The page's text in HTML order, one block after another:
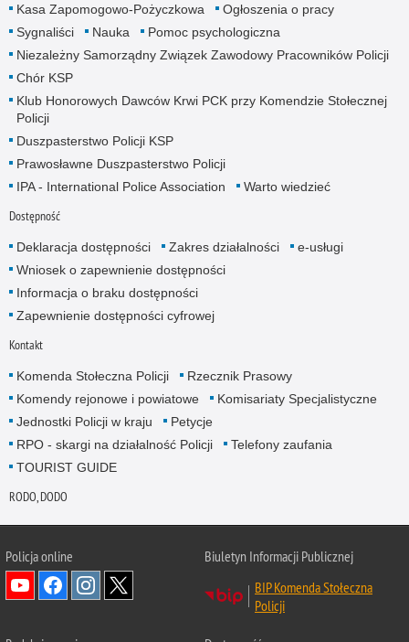
Kasa Zapomogowo-Pożyczkowa
Ogłoszenia o pracy
Sygnaliści
Nauka
Pomoc psychologiczna
Niezależny Samorządny Związek Zawodowy Pracowników Policji
Chór KSP
Klub Honorowych Dawców Krwi PCK przy Komendzie Stołecznej
Policji
Duszpasterstwo Policji KSP
Prawosławne Duszpasterstwo Policji
IPA - International Police Association
Warto wiedzieć
Dostępność
Deklaracja dostępności Zakres działalności
e-usługi
Wniosek o zapewnienie dostępności
Informacja o braku dostępności
Zapewnienie dostępności cyfrowej
Kontakt
Komenda Stołeczna Policji
Rzecznik Prasowy
Komendy rejonowe i powiatowe
Komisariaty Specjalistyczne
Jednostki Policji w kraju
Petycje
RPO - skargi na działalność Policji
Telefony zaufania
TOURIST GUIDE
RODO, DODO
Policja online
Biuletyn Informacji Publicznej
BIP Komenda Stołeczna
Policji